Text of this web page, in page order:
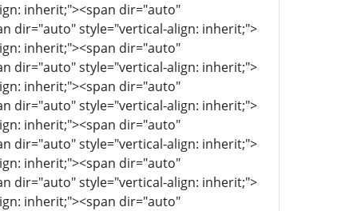
inherit;"><span dir="auto"
dir="auto" style="vertical-align: inherit;">
inherit;"><span dir="auto"
dir="auto" style="vertical-align: inherit;">
inherit;"><span dir="auto"
dir="auto" style="vertical-align: inherit;">
inherit;"><span dir="auto"
dir="auto" style="vertical-align: inherit;">
inherit;"><span dir="auto"
dir="auto" style="vertical-align: inherit;">
inherit;"><span dir="auto"